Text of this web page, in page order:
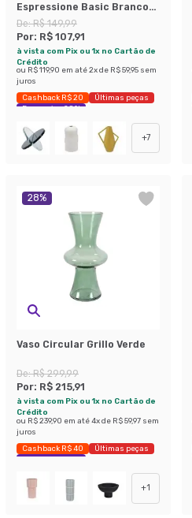
Espressione Basic Branco
16 cm
De:R$ 149,99
Por: R$ 107,91
à vista com Pix ou 1x no Cartão de
Crédito
ou R$ 119,90 em até2x de R$ 59,95 sem
juros
Cashback R$ 20
Últimas peças
Economize 28%
+7
28%
Vaso Circular Grillo Verde
De:R$ 299,99
Por: R$ 215,91
à vista com Pix ou 1x no Cartão de
Crédito
ou R$ 239,90 em até4x de R$ 59,97 sem
juros
Cashback R$ 40
Últimas peças
Economize 28%
+1